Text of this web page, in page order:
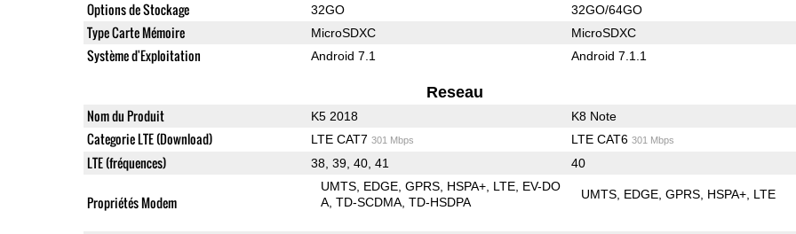
Options de Stockage 32GO 32GO/64GO
Type Carte Mémoire MicroSDXC MicroSDXC
Système d'Exploitation Android 7.1 Android 7.1.1
Reseau
Nom du Produit K5 2018 K8 Note
Categorie LTE (Download) LTE CAT7 301 Mbps LTE CAT6 301 Mbps
LTE (fréquences) 38, 39, 40, 41 40
Propriétés Modem
UMTS EDGE GPRS HSPA+ LTE EV-DO
A TD-SCDMA TD-HSDPA
UMTS EDGE GPRS HSPA+ LTE